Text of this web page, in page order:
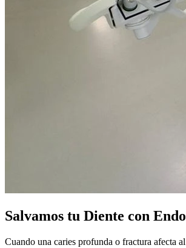
Salvamos tu Diente con
Cuando una caries profunda o fractura afecta